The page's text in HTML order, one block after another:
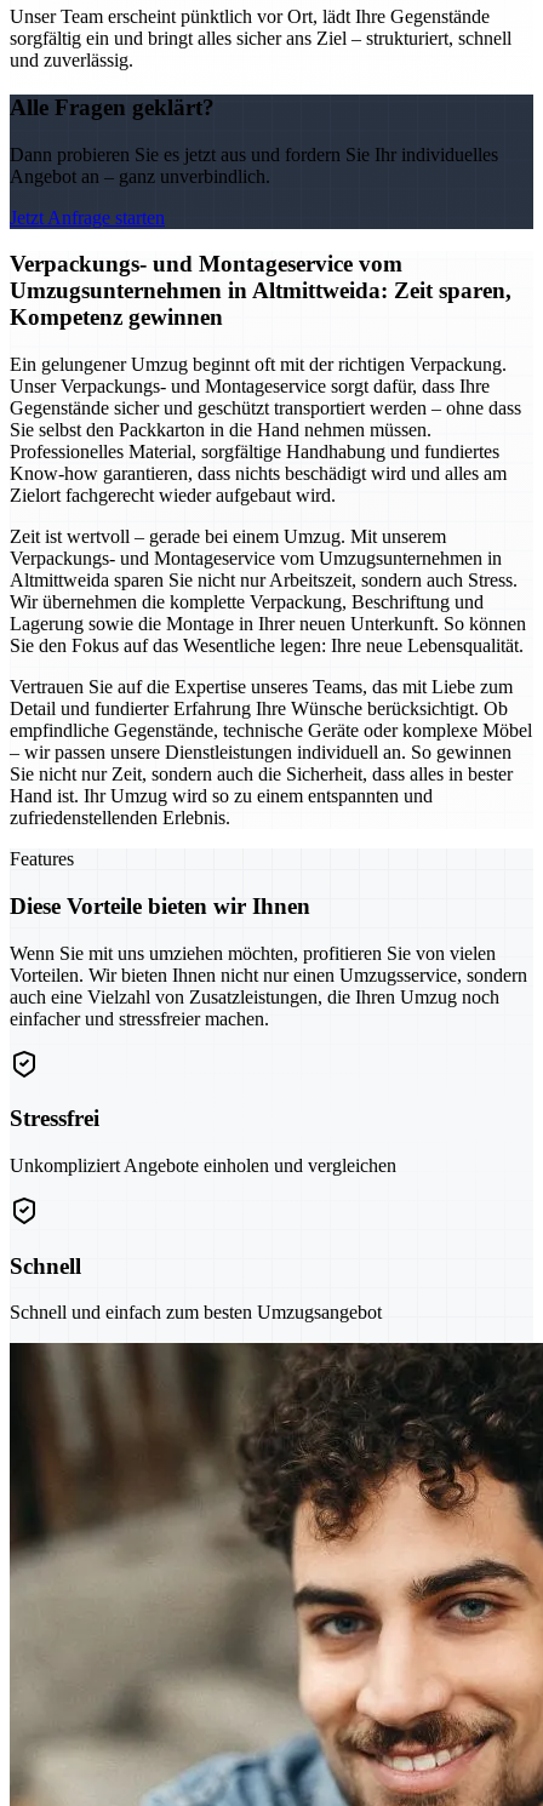
Unser Team erscheint pünktlich vor Ort, lädt Ihre Gegenstände
sorgfältig ein und bringt alles sicher ans Ziel – strukturiert, schnell
und zuverlässig.
Alle Fragen geklärt?
Dann probieren Sie es jetzt aus und fordern Sie Ihr individuelles
Angebot an – ganz unverbindlich.
Jetzt Anfrage starten
Verpackungs- und Montageservice vom
Umzugsunternehmen in Altmittweida: Zeit sparen,
Kompetenz gewinnen
Ein gelungener Umzug beginnt oft mit der richtigen Verpackung.
Unser Verpackungs- und Montageservice sorgt dafür, dass Ihre
Gegenstände sicher und geschützt transportiert werden – ohne dass
Sie selbst den Packkarton in die Hand nehmen müssen.
Professionelles Material, sorgfältige Handhabung und fundiertes
Know-how garantieren, dass nichts beschädigt wird und alles am
Zielort fachgerecht wieder aufgebaut wird.
Zeit ist wertvoll – gerade bei einem Umzug. Mit unserem
Verpackungs- und Montageservice vom Umzugsunternehmen in
Altmittweida sparen Sie nicht nur Arbeitszeit, sondern auch Stress.
Wir übernehmen die komplette Verpackung, Beschriftung und
Lagerung sowie die Montage in Ihrer neuen Unterkunft. So können
Sie den Fokus auf das Wesentliche legen: Ihre neue Lebensqualität.
Vertrauen Sie auf die Expertise unseres Teams, das mit Liebe zum
Detail und fundierter Erfahrung Ihre Wünsche berücksichtigt. Ob
empfindliche Gegenstände, technische Geräte oder komplexe Möbel
– wir passen unsere Dienstleistungen individuell an. So gewinnen
Sie nicht nur Zeit, sondern auch die Sicherheit, dass alles in bester
Hand ist. Ihr Umzug wird so zu einem entspannten und
zufriedenstellenden Erlebnis.
Features
Diese Vorteile bieten wir Ihnen
Wenn Sie mit uns umziehen möchten, profitieren Sie von vielen
Vorteilen. Wir bieten Ihnen nicht nur einen Umzugsservice, sondern
auch eine Vielzahl von Zusatzleistungen, die Ihren Umzug noch
einfacher und stressfreier machen.
Stressfrei
Unkompliziert Angebote einholen und vergleichen
Schnell
Schnell und einfach zum besten Umzugsangebot